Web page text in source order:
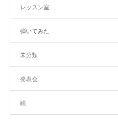
レッスン室
弾いてみた
未分類
発表会
絵